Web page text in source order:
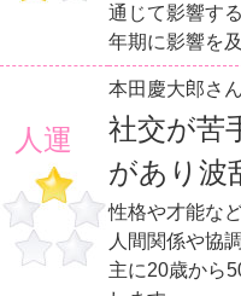
通じて影響す
年期に影響を
人運
本田慶大郎さ
社交が苦
があり波
性格や才能な
人間関係や協
主に20歳から